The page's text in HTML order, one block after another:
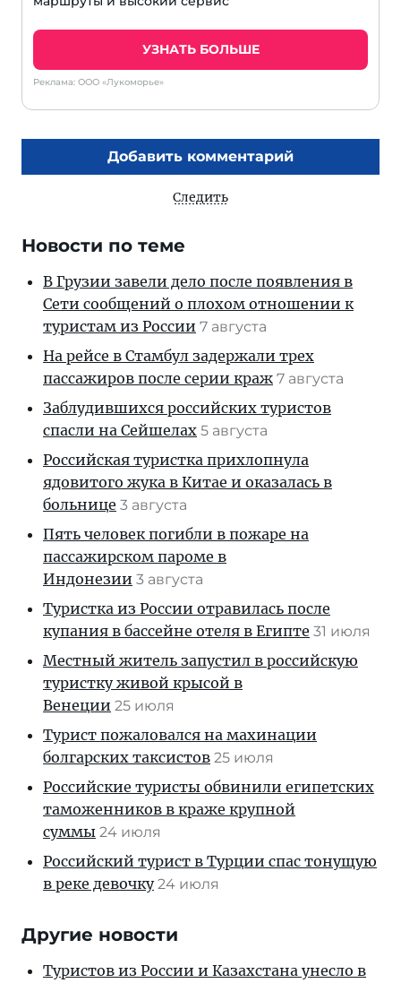
УЗНАТЬ БОЛЬШЕ
Реклама: ООО «Лукоморье»
Добавить комментарий
Следить
Новости по теме
В Грузии завели дело после появления в
Сети сообщений о плохом отношении к
туристам из России 7 августа
На рейсе в Стамбул задержали трех
пассажиров после серии краж 7 августа
Заблудившихся российских туристов
спасли на Сейшелах 5 августа
Российская туристка прихлопнула
ядовитого жука в Китае и оказалась в
больнице 3 августа
Пять человек погибли в пожаре на
пассажирском пароме в
Индонезии 3 августа
Туристка из России отравилась после
купания в бассейне отеля в Египте 31 июля
Местный житель запустил в российскую
туристку живой крысой в
Венеции 25 июля
Турист пожаловался на махинации
болгарских таксистов 25 июля
Российские туристы обвинили египетских
таможенников в краже крупной
суммы 24 июля
Российский турист в Турции спас тонущую
в реке девочку 24 июля
Другие новости
Туристов из России и Казахстана унесло в